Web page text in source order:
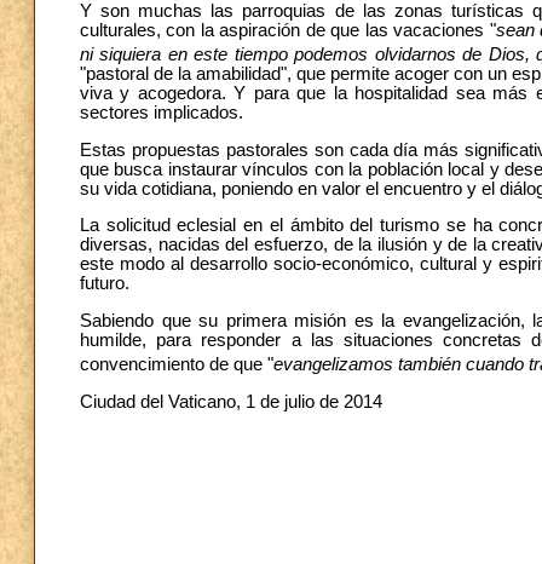
Y son muchas las parroquias de las zonas turísticas
culturales, con la aspiración de que las vacaciones "sean
ni siquiera en este tiempo podemos olvidarnos de Dios,
"pastoral de la amabilidad", que permite acoger con un
viva y acogedora. Y para que la hospitalidad sea más
sectores implicados.
Estas propuestas pastorales son cada día más
que busca instaurar vínculos con la población local y
su vida cotidiana, poniendo en valor el encuentro y el
La solicitud eclesial en el ámbito del turismo se ha
diversas, nacidas del esfuerzo, de la ilusión y de la
este modo al desarrollo socio-económico, cultural y
futuro.
Sabiendo que su primera misión es la
humilde, para responder a las situaciones
convencimiento de que "evangelizamos también cuando
Ciudad del Vaticano, 1 de julio de 2014